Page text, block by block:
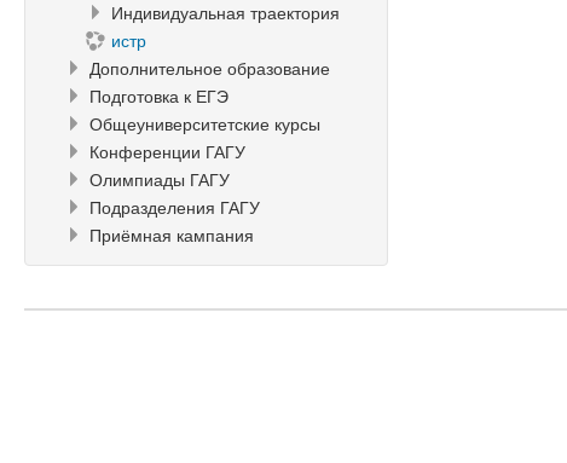
Индивидуальная траектория
истр
Дополнительное образование
Подготовка к ЕГЭ
Общеуниверситетские курсы
Конференции ГАГУ
Олимпиады ГАГУ
Подразделения ГАГУ
Приёмная кампания